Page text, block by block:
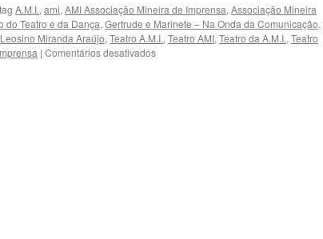
A.M.I., ami, AMI Associação Mineira de Imprensa, Associação Mineira
do Teatro e da Dança, Gertrude e Marinete – Na Onda da Comunicação,
Leosino Miranda Araújo, Teatro A.M.I., Teatro AMI, Teatro da A.M.I., Teatro
| Comentários desativadosem